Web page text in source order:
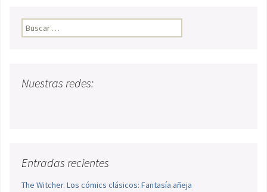
Buscar:
Nuestras redes:
Entradas recientes
The Witcher. Los cómics clásicos: Fantasía añeja